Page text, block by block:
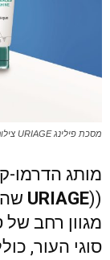
מסכת פילינג URIAGE צילום יחצ
מותג הדרמו-
((
URIAGE
מגוון רחב
סוגי העור,